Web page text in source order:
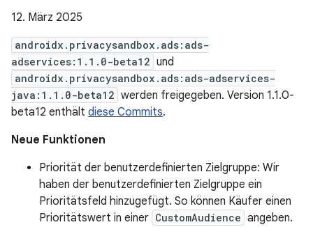
12. März 2025
androidx.privacysandbox.ads:ads-
adservices:1.1.0-beta12 und
androidx.privacysandbox.ads:ads-adservices-
java:1.1.0-beta12 werden freigegeben. Version 1.1.0-
beta12 enthält diese Commits.
Neue Funktionen
Priorität der benutzerdefinierten Zielgruppe: Wir
haben der benutzerdefinierten Zielgruppe ein
Prioritätsfeld hinzugefügt. So können Käufer einen
Prioritätswert in einer CustomAudience angeben.